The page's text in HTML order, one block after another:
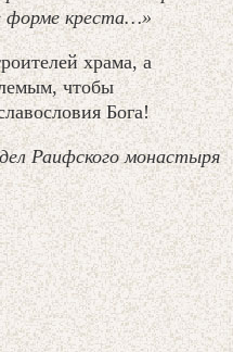
форме креста…»
храма, а
чтобы
Бога!
Раифского монастыря